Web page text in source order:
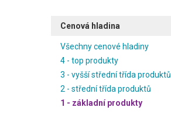
Cenová hladina
Všechny cenové hladiny
4 - top produkty
3 - vyšší střední třída produktů
2 - střední třída produktů
1 - základní produkty